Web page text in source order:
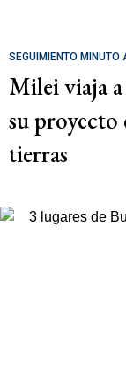
SEGUIMIENTO MINUTO
Milei viaja
su proyecto
tierras